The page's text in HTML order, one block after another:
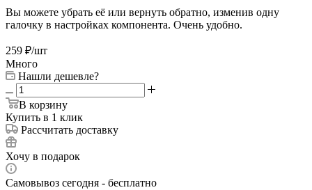
Вы можете убрать её или вернуть обратно, изменив одну
галочку в настройках компонента. Очень удобно.
259 ₽/шт
Много
Нашли дешевле?
В корзину
Купить в 1 клик
Рассчитать доставку
Хочу в подарок
Самовывоз сегодня - бесплатно